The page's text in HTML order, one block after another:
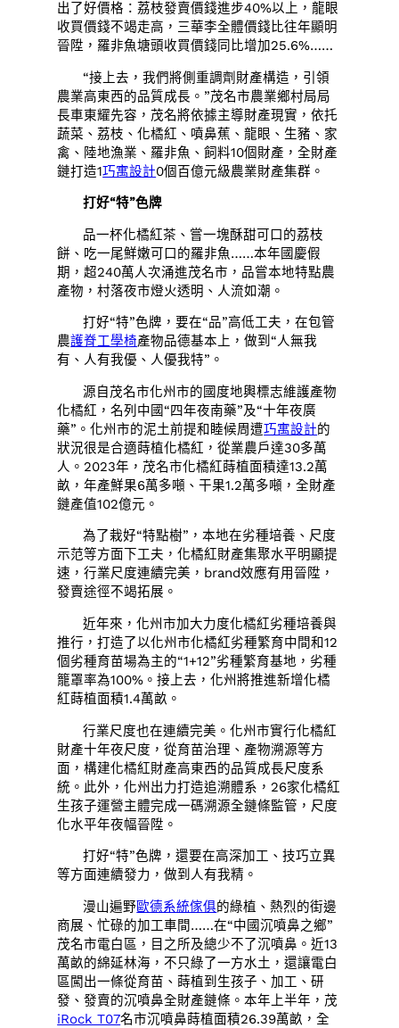
出了好價格：荔枝發賣價錢進步40%以上，龍眼
收買價錢不竭走高，三華李全體價錢比往年顯明
晉陞，羅非魚塘頭收買價錢同比增加25.6%……
“接上去，我們將側重調劑財產構造，引領
農業高東西的品質成長。”茂名市農業鄉村局局
長車東耀先容，茂名將依據主導財產現實，依托
蔬菜、荔枝、化橘紅、噴鼻蕉、龍眼、生豬、家
禽、陸地漁業、羅非魚、飼料10個財產，全財產
鏈打造1巧寓設計0個百億元級農業財產集群。
打好“特”色牌
品一杯化橘紅茶、嘗一塊酥甜可口的荔枝
餅、吃一尾鮮嫩可口的羅非魚……本年國慶假
期，超240萬人次涌進茂名市，品嘗本地特點農
產物，村落夜市燈火透明、人流如潮。
打好“特”色牌，要在“品”高低工夫，在包管
農護脊工學椅產物品德基本上，做到“人無我
有、人有我優、人優我特”。
源自茂名市化州市的國度地輿標志維護產物
化橘紅，名列中國“四年夜南藥”及“十年夜廣
藥”。化州市的泥土前提和睦候周遭巧寓設計的
狀況很是合適蒔植化橘紅，從業農戶達30多萬
人。2023年，茂名市化橘紅蒔植面積達13.2萬
畝，年產鮮果6萬多噸、干果1.2萬多噸，全財產
鏈產值102億元。
為了栽好“特點樹”，本地在劣種培養、尺度
示范等方面下工夫，化橘紅財產集聚水平明顯提
速，行業尺度連續完美，brand效應有用晉陞，
發賣途徑不竭拓展。
近年來，化州市加大力度化橘紅劣種培養與
推行，打造了以化州市化橘紅劣種繁育中間和12
個劣種育苗場為主的“1+12”劣種繁育基地，劣種
籠罩率為100%。接上去，化州將推進新增化橘
紅蒔植面積1.4萬畝。
行業尺度也在連續完美。化州市實行化橘紅
財產十年夜尺度，從育苗治理、產物溯源等方
面，構建化橘紅財產高東西的品質成長尺度系
統。此外，化州出力打造追溯體系，26家化橘紅
生孩子運營主體完成一碼溯源全鏈條監管，尺度
化水平年夜幅晉陞。
打好“特”色牌，還要在高深加工、技巧立異
等方面連續發力，做到人有我精。
漫山遍野歐德系統傢俱的綠植、熱烈的街邊
商展、忙碌的加工車間……在“中國沉噴鼻之鄉”
茂名市電白區，目之所及總少不了沉噴鼻。近13
萬畝的綿延林海，不只綠了一方水土，還讓電白
區闖出一條從育苗、蒔植到生孩子、加工、研
發、發賣的沉噴鼻全財產鏈條。本年上半年，茂
iRock T07名市沉噴鼻蒔植面積26.39萬畝，全